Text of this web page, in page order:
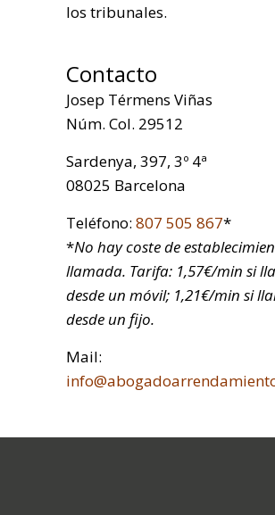
los tribunales.
Contacto
Josep Térmens Viñas
Núm. Col. 29512
Sardenya, 397, 3º 4ª
08025 Barcelona
Teléfono: 807 505 867*
*No hay coste de
llamada. Tarifa: 1,57€/min si
desde un móvil; 1,21€/min si
desde un fijo.
Mail: